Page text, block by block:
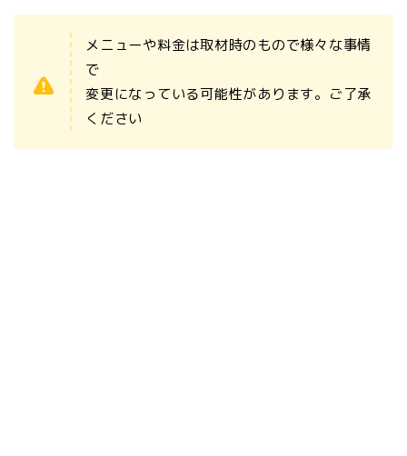
メニューや料金は取材時のもので様々な事情
で
変更になっている可能性があります。ご了承
ください